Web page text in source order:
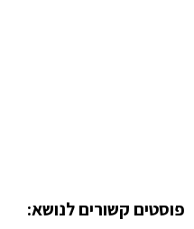
פוסטים קשורים לנושא: